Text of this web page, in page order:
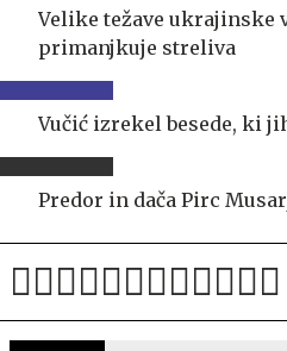
Velike težave ukrajinske
primanjkuje streliva
Vučić izrekel besede, ki
Predor in dača Pirc